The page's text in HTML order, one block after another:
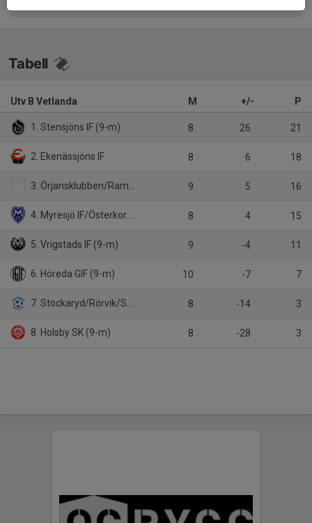
Tabell
Utv B Vetlanda M +/- P
1. Stensjöns IF (9-m) 8 26 21
2. Ekenässjöns IF 8 6 18
3. Örjansklubben/Ramkvilla IF (9-m) 9 5 16
4. Myresjö IF/Österkorsberga IF 8 4 15
5. Vrigstads IF (9-m) 9 -4 11
6. Höreda GIF (9-m) 10 -7 7
7. Stockaryd/Rörvik/Sävsjö (9-m) 8 -14 3
8. Holsby SK (9-m) 8 -28 3